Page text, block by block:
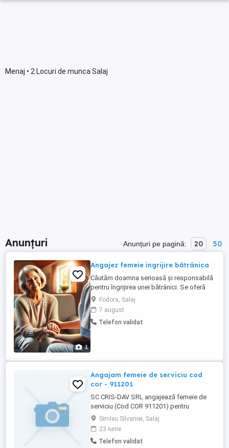
Menaj • 2 Locuri de munca Salaj
Anunțuri Anunțuri pe pagină: 20 50
1
Angajez femeie ingrijire bătrânica
Căutăm doamna serioasă și responsabilă
pentru îngrijirea unei bătrânici. Se oferă
cazare și condiții bune, la 25 km de Dej.
Pentru mai multe detalii, vă rog sa sunați la
nr. de telefon din anunt.
Fodora, Salaj
7 august
Telefon validat
Angajam femeie de serviciu cod
cor - 911201
SC CRIS-DAV SRL angajează femeie de
serviciu (Cod COR 911201) pentru
desfășurarea activității la sediul societății
din loc. Șimleu Silvaniei, oraș Șimleu
Silvaniei, Piața 1 Mai nr. 1, județul Sălaj.
Cerințe: seriozitate, responsabilitate și
Simleu Silvaniei, Salaj
23 iunie
Telefon validat